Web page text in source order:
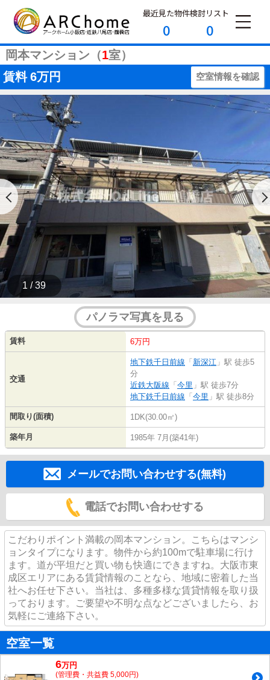
最近見た物件
0
検討リスト
0
岡本マンション（1室）
賃料 6万円 空室情報を確認
1 / 39
パノラマ写真を見る
賃料 6万円
交通
地下鉄千日前線 「 新深江 」駅 徒歩5
分
近鉄大阪線 「 今里 」駅 徒歩7分
地下鉄千日前線 「 今里 」駅 徒歩8分
間取り(面積) 1DK(30.00㎡)
築年月 1985年 7月(築41年)
メールでお問い合わせする(無料)
電話でお問い合わせする
こだわりポイント満載の岡本マンション。こちらはマンシ
ョンタイプになります。物件から約100mで駐車場に行け
ます。道が平坦だと買い物も快適にできますね。大阪市東
成区エリアにある賃貸情報のことなら、地域に密着した当
社へお任せ下さい。当社は、多種多様な賃貸情報を取り扱
っております。ご要望や不明な点などございましたら、お
気軽にご連絡下さい。
空室一覧
6万円
(管理費・共益費 5,000円)